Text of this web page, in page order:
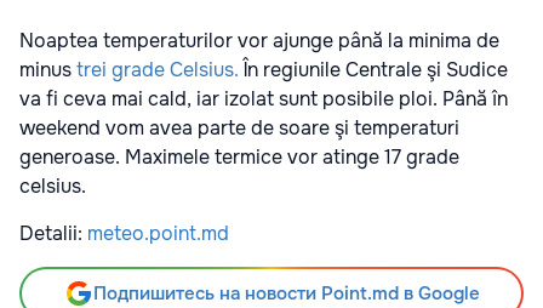
Noaptea temperaturilor vor ajunge până la minima de
minustrei grade Celsius. În regiunile Centrale şi Sudice
va fi ceva mai cald, iar izolat sunt posibile ploi. Până în
weekend vom avea parte de soare şi temperaturi
generoase. Maximele termice vor atinge 17 grade
celsius.
Detalii: meteo.point.md
Подпишитесь на новости Point.md в Google